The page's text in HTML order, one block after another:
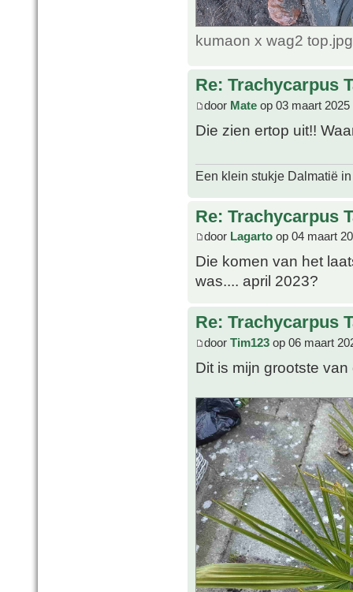
kumaon x wag2
Re: Trachycarpus
door Mate op 03 maart 2025
Die zien ertop uit!!
Een klein stukje Dalmatië
Re: Trachycarpus
door Lagarto op 04 maart
Die komen van het
was.... april 2023?
Re: Trachycarpus
door Tim123 op 06 maart
Dit is mijn grootste